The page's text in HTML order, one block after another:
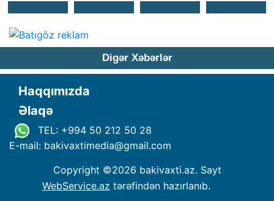
Digər Xəbərlər
Haqqımızda
Əlaqə
TEL: +994 50 212 50 28
E-mail: bakivaxtimedia@gmail.com
Copyright ©2026 bakivaxti.az. Sayt
WebService.az tərəfindən hazırlanıb.